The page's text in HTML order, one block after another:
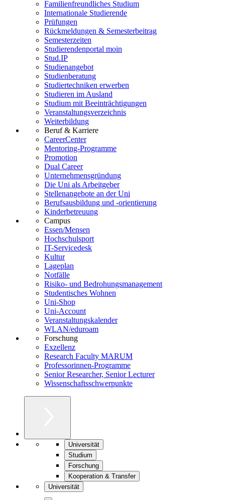
Familienfreundliches Studium
Internationale Studierende
Prüfungen
Rückmeldungen & Semesterbeitrag
Semesterzeiten
Studierendenportal moin
Stud.IP
Studienangebot
Studienberatung
Studiertechniken erwerben
Studieren im Ausland
Studium mit Beeinträchtigungen
Veranstaltungsverzeichnis
Weiterbildung
Beruf & Karriere
CareerCenter
Mentoring-Programme
Promotion
Dual Career
Unternehmensgründung
Die Uni als Arbeitgeber
Stellenangebote an der Uni
Berufsausbildung und -orientierung
Kinderbetreuung
Campus
Essen/Mensen
Hochschulsport
IT-Servicedesk
Kultur
Lageplan
Notfälle
Risiko- und Bedrohungsmanagement
Studentisches Wohnen
Uni-Shop
Uni-Account
Veranstaltungskalender
WLAN/eduroam
Forschung
Exzellenz
Research Faculty MARUM
Professorinnen-Programme
Senior Researcher, Senior Lecturer
Wissenschaftsschwerpunkte
Universität
Studium
Forschung
Kooperation & Transfer
Universität